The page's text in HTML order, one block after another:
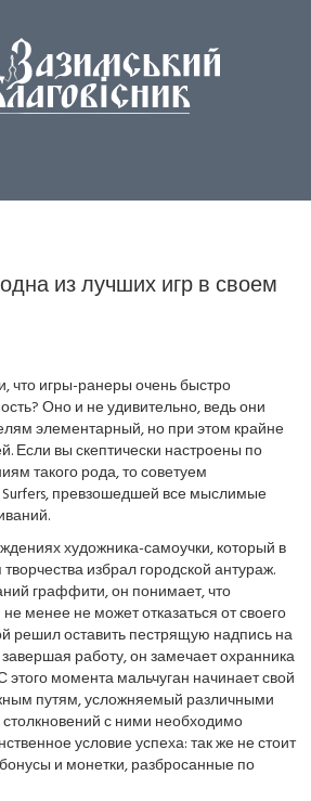
из лучших игр в своем
что игры-ранеры очень быстро
Оно и не удивительно, ведь они
элементарный, но при этом крайне
Если вы скептически настроены по
такого рода, то советуем
Surfers, превзошедшей все мыслимые
художника-самоучки, который в
избрал городской антураж.
граффити, он понимает, что
менее не может отказаться от своего
решил оставить пестрящую надпись на
работу, он замечает охранника
этого момента мальчуган начинает свой
путям, усложняемый различными
столкновений с ними необходимо
условие успеха: так же не стоит
и монетки, разбросанные по